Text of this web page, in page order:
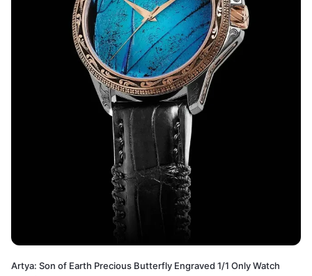
Artya: Son of Earth Precious Butterfly Engraved 1/1 Only Watch